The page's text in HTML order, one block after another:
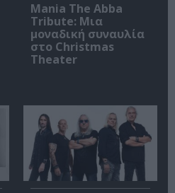
Mania The Abba
Tribute: Μια
μοναδική συναυλία
στο Christmas
Theater